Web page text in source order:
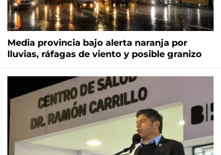
Media provincia bajo alerta naranja por
lluvias, ráfagas de viento y posible granizo